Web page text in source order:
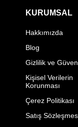
KURUMSAL
Hakkımızda
Blog
Gizlilik ve
Kişisel Verilerin
Korunması
Çerez Politikası
Satış